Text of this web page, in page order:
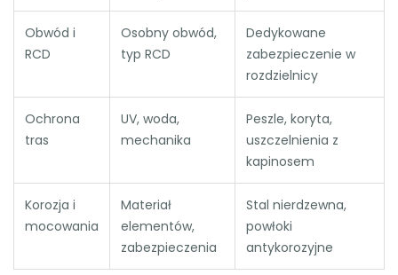
Obwód i
RCD
Osobny obwód,
typ RCD
Dedykowane
zabezpieczenie w
rozdzielnicy
Ochrona
tras
UV, woda,
mechanika
Peszle, koryta,
uszczelnienia z
kapinosem
Korozja i
mocowania
Materiał
elementów,
zabezpieczenia
Stal nierdzewna,
powłoki
antykorozyjne